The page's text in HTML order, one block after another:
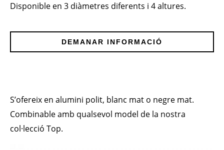
Disponible en 3 diàmetres diferents i 4 altures.
DEMANAR INFORMACIÓ
S’ofereix en alumini polit, blanc mat o negre mat.
Combinable amb qualsevol model de la nostra
col·lecció Top.